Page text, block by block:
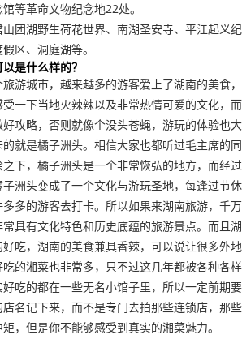
等革命文物纪念地22处。
团湖野生荷花世界、南湖圣安寺、平江起义纪
区、洞庭湖等。
是什么样的？
游城市，越来越多的游客爱上了湖南的美食，
一下当地火辣辣以及非常热情可爱的文化，而
攻略，否则就像个没头苍蝇，游玩的体验也大
就是橘子洲头。相信大家也都听过毛主席的同
下，橘子洲头是一个非常恢弘的地方，而经过
洲头变成了一个文化与游玩圣地，每逢过节休
多的游客去打卡。所以如果来湖南旅游，千万
具有文化特色和历史底蕴的旅游景点。而且湖
吃，湖南的美食兼具香辣，可以说让很多外地
的湘菜也非常多，只不过这几年都被各种各样
吃的都在一些无名小馆子里，所以一定前期要
名记下来，而不是专门去拍那些连锁店，那些
，但是你不能够感受到真实的湘菜魅力。